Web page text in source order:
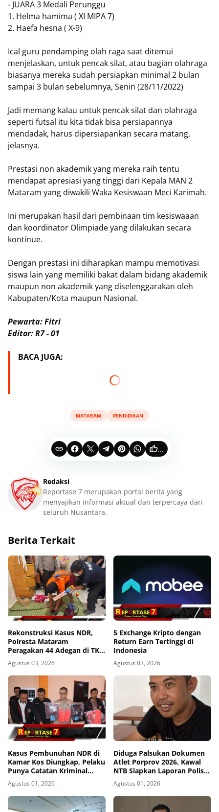
- JUARA 3 Medali Perunggu
1. Helma hamima ( XI MIPA 7)
2. Haefa hesna ( X-9)
Ical guru pendamping olah raga saat ditemui
menjelaskan, untuk pencak silat, atau bagian olahraga
biasanya mereka sudah persiapkan minimal 2 bulan
sampai 3 bulan sebelumnya, Senin (28/11/2022)
Jadi memang kalau untuk pencak silat dan olahraga
seperti futsal itu kita tidak bisa persiapannya
mendadak, harus dipersiapankan secara matang,
jelasnya.
Prestasi non akademik yang mereka raih tentu
mendapat apresiasi yang tinggi dari Kepala MAN 2
Mataram yang diwakili Waka Kesiswaan Meci Karimah.
Ini merupakan hasil dari pembinaan tim kesiswaaan
dan koordinator Olimpiade yang dilakukan secara
kontinue.
Dengan prestasi ini diharapkan mampu memotivasi
siswa lain yang memiliki bakat dalam bidang akademik
maupun non akademik yang diselenggarakan oleh
Kabupaten/Kota maupun Nasional.
Pewarta: Fitri
Editor: R7 - 01
BACA JUGA:
MATARAM PENDIDIKAN
...
Redaksi
Reportase 7 merupakan portal berita yang
menyajikan informasi aktual dan terpercaya dari
seluruh Nusantara.
Berita Terkait
Rekonstruksi Kasus NDR,
Polresta Mataram
Peragakan 44 Adegan di TKP
Kos Gomong
Agustus 03, 2026
5 Exchange Kripto dengan
Return Earn Tertinggi di
Indonesia
Agustus 03, 2026
Kasus Pembunuhan NDR di
Kamar Kos Diungkap, Pelaku
Punya Catatan Kriminal
Kekerasan
Agustus 01, 2026
Diduga Palsukan Dokumen
Atlet Porprov 2026, Kawal
NTB Siapkan Laporan Polisi
ke Polda NTB
Agustus 01, 2026